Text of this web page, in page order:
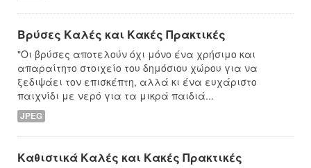
Βρύσες Καλές και Κακές Πρακτικές
"Οι βρύσες αποτελούν όχι μόνο ένα χρήσιμο και
απαραίτητο στοιχείο του δημόσιου χώρου για να
ξεδιψάει τον επισκέπτη, αλλά κι ένα ευχάριστο
παιχνίδι με νερό για τα μικρά παιδιά...
JPEG
Καθιστικά Καλές και Κακές Πρακτικές